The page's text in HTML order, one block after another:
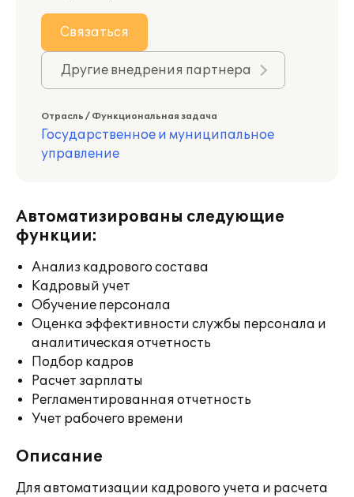
Связаться
Другие внедрения партнера
Отрасль / Функциональная задача
Государственное и муниципальное
управление
Автоматизированы следующие
функции:
Анализ кадрового состава
Кадровый учет
Обучение персонала
Оценка эффективности службы персонала и
аналитическая отчетность
Подбор кадров
Расчет зарплаты
Регламентированная отчетность
Учет рабочего времени
Описание
Для автоматизации кадрового учета и расчета